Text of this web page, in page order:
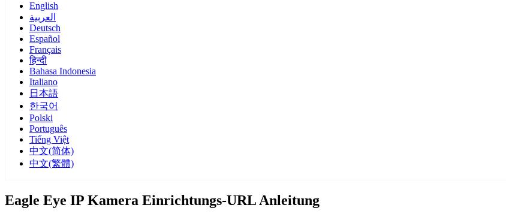
English
العربية
Deutsch
Español
Français
हिन्दी
Bahasa Indonesia
Italiano
日本語
한국어
Polski
Português
Tiếng Việt
中文(简体)
中文(繁體)
Eagle Eye IP Kamera Einrichtungs-URL Anleitung